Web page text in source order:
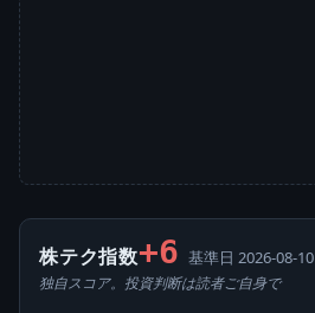
株テク指数+6 基準日 2026-08-10
独自スコア。投資判断は読者ご自身で